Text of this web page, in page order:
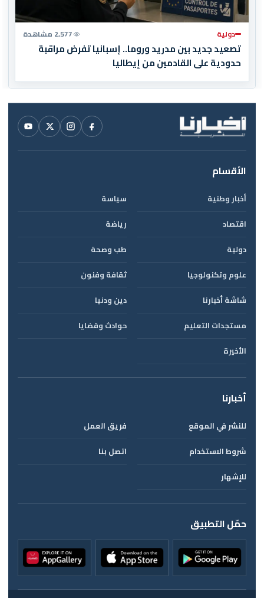
دولية 2,577 مشاهدة
تصعيد جديد بين مدريد وروما.. إسبانيا تفرض مراقبة
حدودية على القادمين من إيطاليا
الأقسام
أخبار وطنية
سياسة
اقتصاد
رياضة
دولية
طب وصحة
علوم وتكنولوجيا
ثقافة وفنون
شاشة أخبارنا
دين ودنيا
مستجدات التعليم
حوادث وقضايا
الأخيرة
أخبارنا
للنشر في الموقع
فريق العمل
شروط الاستخدام
اتصل بنا
للإشهار
حمّل التطبيق